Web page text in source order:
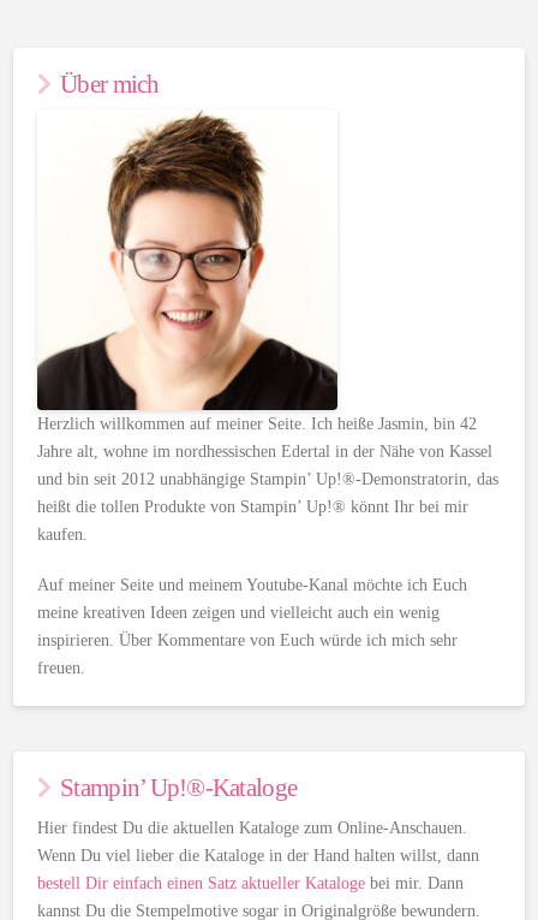
Über mich
Herzlich willkommen auf meiner Seite. Ich heiße Jasmin, bin 42
Jahre alt, wohne im nordhessischen Edertal in der Nähe von Kassel
und bin seit 2012 unabhängige Stampin’ Up!®-Demonstratorin, das
heißt die tollen Produkte von Stampin’ Up!® könnt Ihr bei mir
kaufen.
Auf meiner Seite und meinem Youtube-Kanal möchte ich Euch
meine kreativen Ideen zeigen und vielleicht auch ein wenig
inspirieren. Über Kommentare von Euch würde ich mich sehr
freuen.
Stampin’ Up!®-Kataloge
Hier findest Du die aktuellen Kataloge zum Online-Anschauen.
Wenn Du viel lieber die Kataloge in der Hand halten willst, dann
bestell Dir einfach einen Satz aktueller Kataloge bei mir. Dann
kannst Du die Stempelmotive sogar in Originalgröße bewundern.